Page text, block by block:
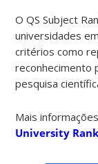
O QS Subject
universidades
critérios como
reconhecimento
pesquisa
Mais
University